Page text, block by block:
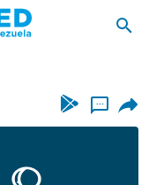
...